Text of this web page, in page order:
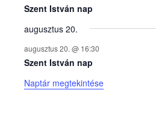
e
k
n
a
Szent István nap
augusztus 20.
augusztus 20. @ 16:30
Szent István nap
Naptár megtekintése